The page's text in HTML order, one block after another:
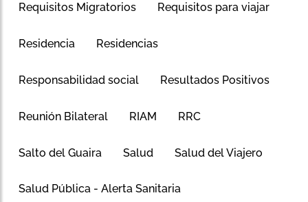
Requisitos Migratorios Requisitos para viajar
Residencia Residencias
Responsabilidad social Resultados Positivos
Reunión Bilateral RIAM RRC
Salto del Guaira Salud Salud del Viajero
Salud Pública - Alerta Sanitaria